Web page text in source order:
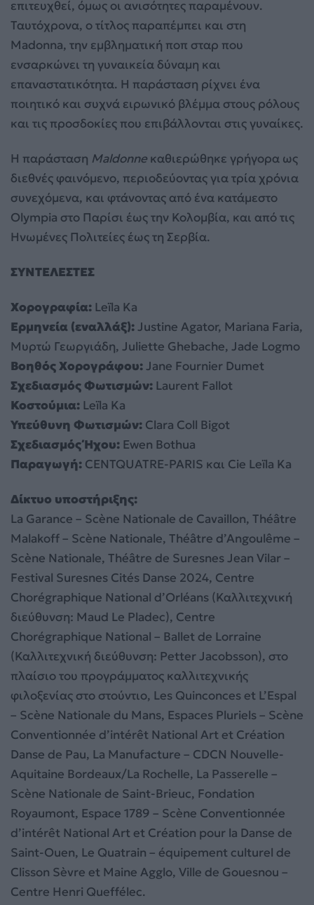
επιτευχθεί, όμως οι ανισότητες παραμένουν.
Ταυτόχρονα, ο τίτλος παραπέμπει και στη
Madonna, την εμβληματική ποπ σταρ που
ενσαρκώνει τη γυναικεία δύναμη και
επαναστατικότητα. Η παράσταση ρίχνει ένα
ποιητικό και συχνά ειρωνικό βλέμμα στους ρόλους
και τις προσδοκίες που επιβάλλονται στις γυναίκες.
Η παράσταση Maldonne καθιερώθηκε γρήγορα ως
διεθνές φαινόμενο, περιοδεύοντας για τρία χρόνια
συνεχόμενα, και φτάνοντας από ένα κατάμεστο
Olympia στο Παρίσι έως την Κολομβία, και από τις
Ηνωμένες Πολιτείες έως τη Σερβία.
ΣΥΝΤΕΛΕΣΤΕΣ
Χορογραφία: Leïla Ka
Ερμηνεία (εναλλάξ): Justine Agator, Mariana Faria,
Μυρτώ Γεωργιάδη, Juliette Ghebache, Jade Logmo
Βοηθός Χορογράφου: Jane Fournier Dumet
Σχεδιασμός Φωτισμών: Laurent Fallot
Κοστούμια: Leïla Ka
Υπεύθυνη Φωτισμών: Clara Coll Bigot
Σχεδιασμός Ήχου: Ewen Bothua
Παραγωγή: CENTQUATRE-PARIS και Cie Leïla Ka
Δίκτυο υποστήριξης:
La Garance – Scène Nationale de Cavaillon, Théâtre
Malakoff – Scène Nationale, Théâtre d’Angoulême –
Scène Nationale, Théâtre de Suresnes Jean Vilar –
Festival Suresnes Cités Danse 2024, Centre
Chorégraphique National d’Orléans (Καλλιτεχνική
διεύθυνση: Maud Le Pladec), Centre
Chorégraphique National – Ballet de Lorraine
(Καλλιτεχνική διεύθυνση: Petter Jacobsson), στο
πλαίσιο του προγράμματος καλλιτεχνικής
φιλοξενίας στο στούντιο, Les Quinconces et L’Espal
– Scène Nationale du Mans, Espaces Pluriels – Scène
Conventionnée d’intérêt National Art et Création
Danse de Pau, La Manufacture – CDCN Nouvelle-
Aquitaine Bordeaux/La Rochelle, La Passerelle –
Scène Nationale de Saint-Brieuc, Fondation
Royaumont, Espace 1789 – Scène Conventionnée
d’intérêt National Art et Création pour la Danse de
Saint-Ouen, Le Quatrain – équipement culturel de
Clisson Sèvre et Maine Agglo, Ville de Gouesnou –
Centre Henri Queffélec.